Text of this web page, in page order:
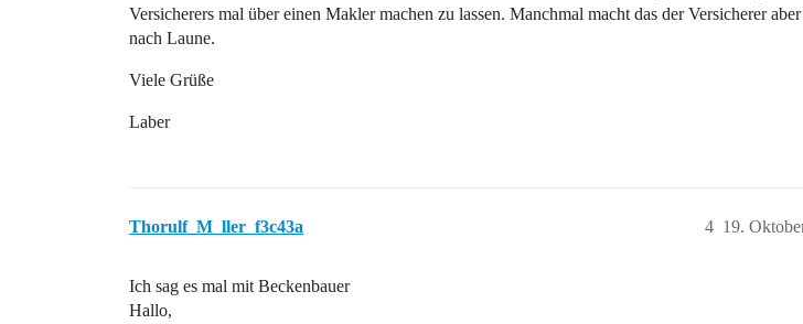
Versicherers mal über einen Makler machen zu lassen. Manchmal macht das der Versicherer
nach Laune.
Viele Grüße
Laber
Thorulf_M_ller_f3c43a 19.
4
Ich sag es mal mit Beckenbauer
Hallo,